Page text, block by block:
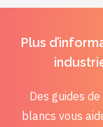
Plus
Des guides
blancs vous